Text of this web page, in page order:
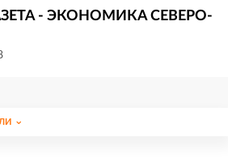
- ЭКОНОМИКА СЕВЕРО-